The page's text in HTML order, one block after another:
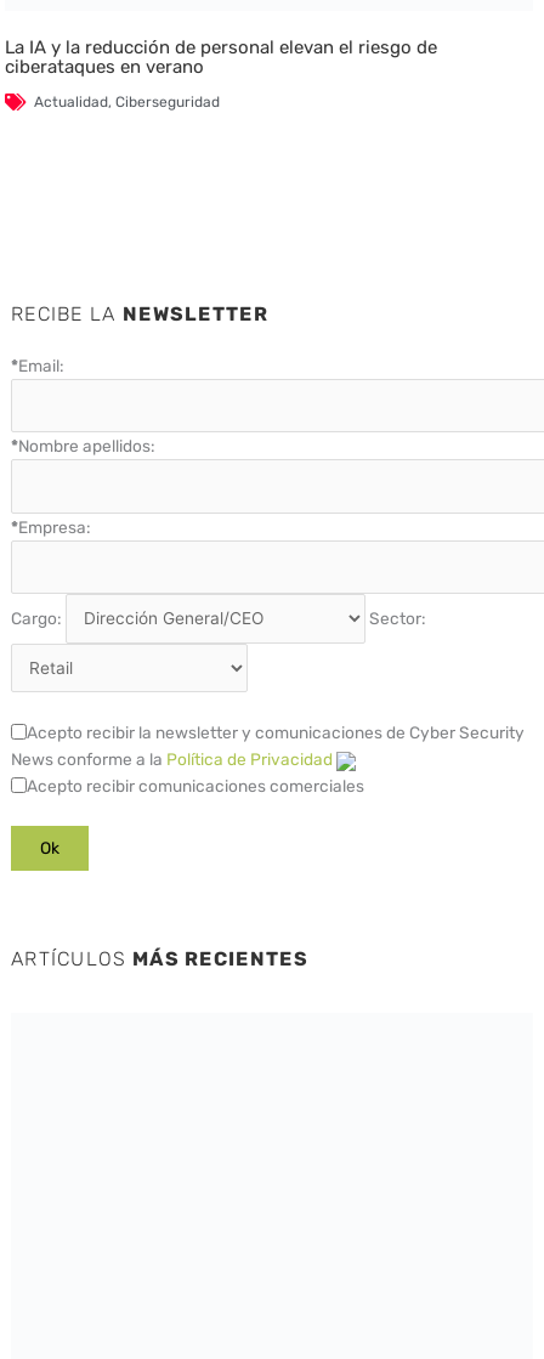
La IA y la reducción de personal elevan el riesgo de
ciberataques en verano
Actualidad,Ciberseguridad
RECIBE LA NEWSLETTER
*Email:
*Nombre apellidos:
*Empresa:
Cargo: Sector:
Acepto recibir la newsletter y comunicaciones de Cyber Security
News conforme a la Política de Privacidad
Acepto recibir comunicaciones comerciales
ARTÍCULOS MÁS RECIENTES